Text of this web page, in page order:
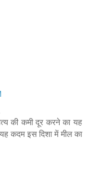
की कमी दूर करने का यह
कदम इस दिशा में मील का